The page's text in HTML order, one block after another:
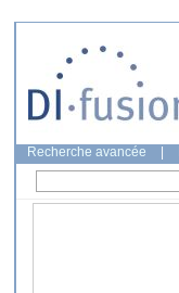
Recherche avancée